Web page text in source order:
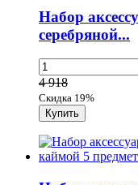
Набор
серебряной...
4 918
Скидка 19%